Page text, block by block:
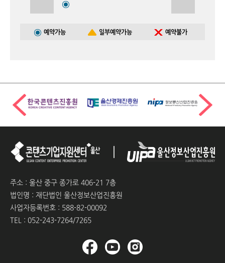
예약가능 일부예약가능 예약불가
주소 : 울산 중구 종가로 406-21 7층
법인명 : 재단법인 울산정보산업진흥원
사업자등록번호 : 588-82-00092
TEL : 052-243-7264/7265